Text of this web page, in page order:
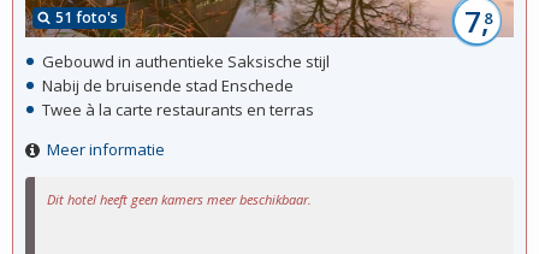
Dit hotel heeft geen kamers meer beschikbaar.
51 foto's 7,8
Gebouwd in authentieke Saksische stijl
Nabij de bruisende stad Enschede
Twee à la carte restaurants en terras
Meer informatie